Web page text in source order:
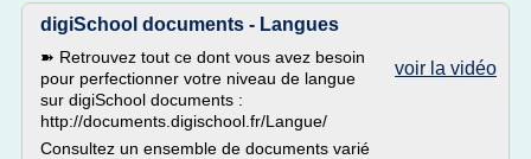
digiSchool documents - Langues
voir la vidéo
➽ Retrouvez tout ce dont vous avez besoin
pour perfectionner votre niveau de langue
sur digiSchool documents :
http://documents.digischool.fr/Langue/
Consultez un ensemble de documents varié